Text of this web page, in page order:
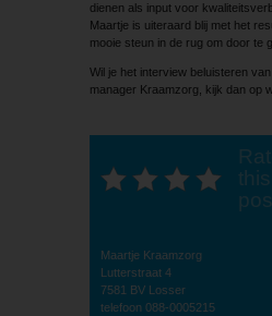
dienen als input voor
Maartje is uiteraard blij met het
mooie steun in de rug om door te
Wil je het interview beluisteren
manager Kraamzorg, kijk dan op
this
Maartje Kraamzorg
Lutterstraat 4
7581 BV Losser
telefoon 088-0005215